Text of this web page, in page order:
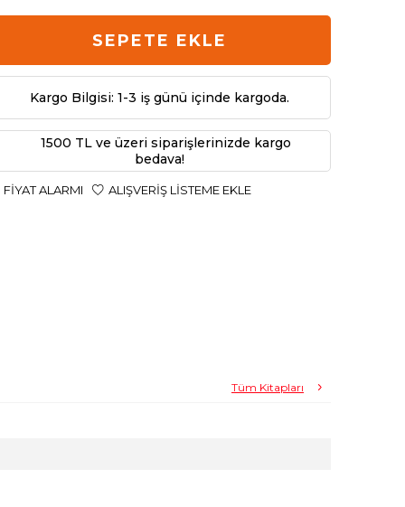
SEPETE EKLE
Kargo Bilgisi: 1-3 iş günü içinde kargoda.
1500 TL ve üzeri siparişlerinizde kargo
bedava!
FIYAT ALARMI ALIŞVERIŞ LISTEME EKLE
Tüm Kitapları